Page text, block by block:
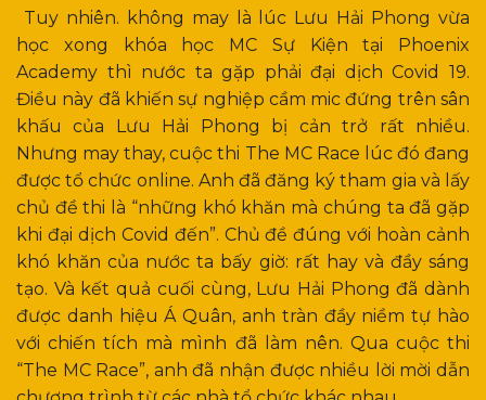
Tuy nhiên. không may là lúc Lưu Hải Phong vừa
học xong khóa học MC Sự Kiện tại Phoenix
Academy thì nước ta gặp phải đại dịch Covid 19.
Điều này đã khiến sự nghiệp cầm mic đứng trên sân
khấu của Lưu Hải Phong bị cản trở rất nhiều.
Nhưng may thay, cuộc thi The MC Race lúc đó đang
được tổ chức online. Anh đã đăng ký tham gia và lấy
chủ đề thi là “những khó khăn mà chúng ta đã gặp
khi đại dịch Covid đến”. Chủ đề đúng với hoàn cảnh
khó khăn của nước ta bấy giờ: rất hay và đầy sáng
tạo. Và kết quả cuối cùng, Lưu Hải Phong đã dành
được danh hiệu Á Quân, anh tràn đầy niềm tự hào
với chiến tích mà mình đã làm nên. Qua cuộc thi
“The MC Race”, anh đã nhận được nhiều lời mời dẫn